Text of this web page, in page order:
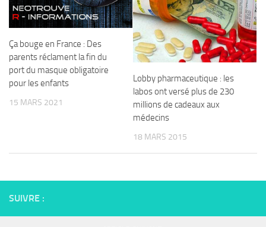
Ça bouge en France : Des
parents réclament la fin du
port du masque obligatoire
pour les enfants
15 MARS 2021
Lobby pharmaceutique : les
labos ont versé plus de 230
millions de cadeaux aux
médecins
18 MARS 2015
SUIVRE :